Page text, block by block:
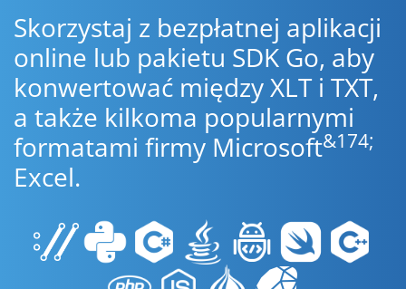
Skorzystaj z bezpłatnej aplikacji
online lub pakietu SDK Go, aby
konwertować między XLT i TXT,
a także kilkoma popularnymi
formatami firmy Microsoft&174;
Excel.